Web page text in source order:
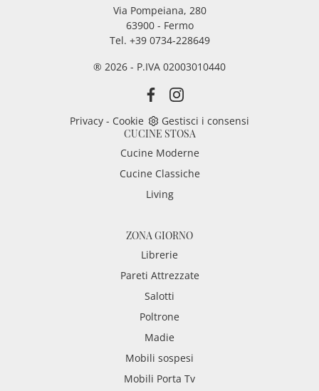
Via Pompeiana, 280
63900 - Fermo
Tel. +39 0734-228649
® 2026 - P.IVA 02003010440
Privacy - Cookie
Gestisci i consensi
CUCINE STOSA
Cucine Moderne
Cucine Classiche
Living
ZONA GIORNO
Librerie
Pareti Attrezzate
Salotti
Poltrone
Madie
Mobili sospesi
Mobili Porta Tv